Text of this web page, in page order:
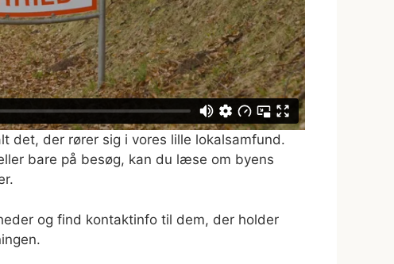
det, der rører sig i vores lille lokalsamfund.
bare på besøg, kan du læse om byens
og find kontaktinfo til dem, der holder